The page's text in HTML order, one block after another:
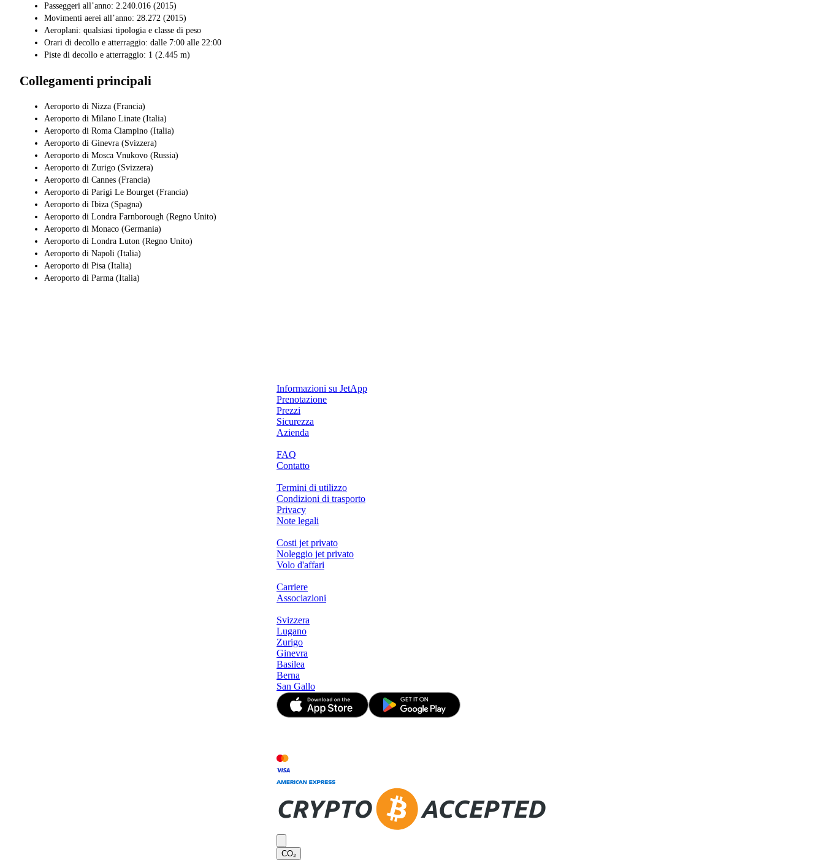
Passeggeri all’anno: 2.240.016 (2015)
Movimenti aerei all’anno: 28.272 (2015)
Aeroplani: qualsiasi tipologia e classe di peso
Orari di decollo e atterraggio: dalle 7:00 alle 22:00
Piste di decollo e atterraggio: 1 (2.445 m)
Collegamenti principali
Aeroporto di Nizza (Francia)
Aeroporto di Milano Linate (Italia)
Aeroporto di Roma Ciampino (Italia)
Aeroporto di Ginevra (Svizzera)
Aeroporto di Mosca Vnukovo (Russia)
Aeroporto di Zurigo (Svizzera)
Aeroporto di Cannes (Francia)
Aeroporto di Parigi Le Bourget (Francia)
Aeroporto di Ibiza (Spagna)
Aeroporto di Londra Farnborough (Regno Unito)
Aeroporto di Monaco (Germania)
Aeroporto di Londra Luton (Regno Unito)
Aeroporto di Napoli (Italia)
Aeroporto di Pisa (Italia)
Aeroporto di Parma (Italia)
Informazioni su JetApp
Prenotazione
Prezzi
Sicurezza
Azienda
FAQ
Contatto
Termini di utilizzo
Condizioni di trasporto
Privacy
Note legali
Costi jet privato
Noleggio jet privato
Volo d'affari
Carriere
Associazioni
Svizzera
Lugano
Zurigo
Ginevra
Basilea
Berna
San Gallo
CO₂